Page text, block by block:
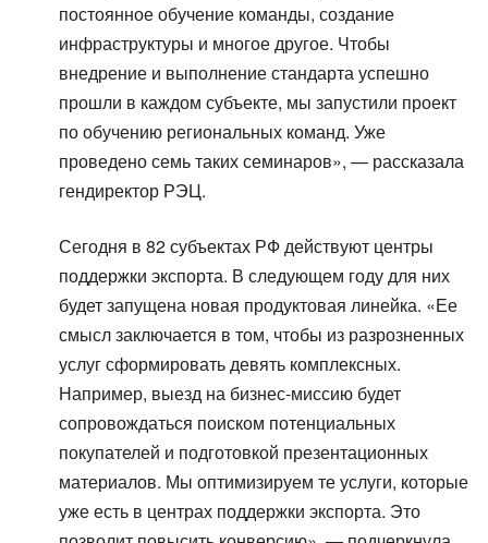
постоянное обучение команды, создание
инфраструктуры и многое другое. Чтобы
внедрение и выполнение стандарта успешно
прошли в каждом субъекте, мы запустили проект
по обучению региональных команд. Уже
проведено семь таких семинаров», — рассказала
гендиректор РЭЦ.
Сегодня в 82 субъектах РФ действуют центры
поддержки экспорта. В следующем году для них
будет запущена новая продуктовая линейка. «Ее
смысл заключается в том, чтобы из разрозненных
услуг сформировать девять комплексных.
Например, выезд на бизнес-миссию будет
сопровождаться поиском потенциальных
покупателей и подготовкой презентационных
материалов. Мы оптимизируем те услуги, которые
уже есть в центрах поддержки экспорта. Это